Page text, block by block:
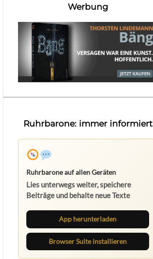
Werbung
Ruhrbarone: immer informiert
Ruhrbarone auf allen Geräten
Lies unterwegs weiter, speichere
Beiträge und behalte neue Texte
App herunterladen
Browser Suite installieren